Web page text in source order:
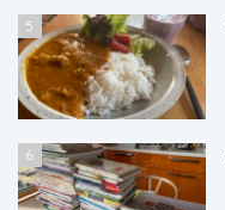
5
6